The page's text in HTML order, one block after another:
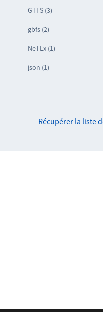
GTFS (3)
gbfs (2)
NeTEx (1)
json (1)
Récupérer la liste